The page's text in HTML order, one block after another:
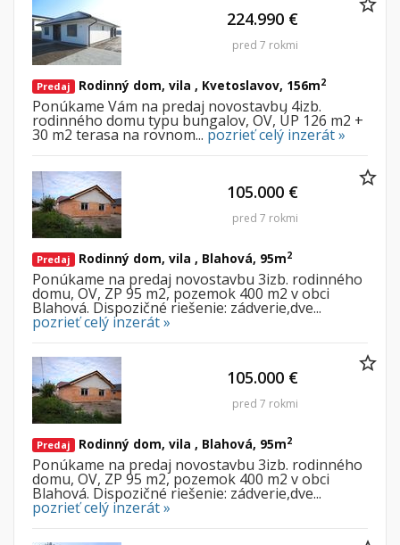
Predaj Rodinný dom, vila , Kvetoslavov, 156m2
Ponúkame Vám na predaj novostavbu 4izb.
rodinného domu typu bungalov, OV, ÚP 126 m2 +
30 m2 terasa na rovnom... pozrieť celý inzerát »
224.990 €
pred 7 rokmi
Predaj Rodinný dom, vila , Blahová, 95m2
Ponúkame na predaj novostavbu 3izb. rodinného
domu, OV, ZP 95 m2, pozemok 400 m2 v obci
Blahová. Dispozičné riešenie: zádverie,dve...
pozrieť celý inzerát »
105.000 €
pred 7 rokmi
Predaj Rodinný dom, vila , Blahová, 95m2
Ponúkame na predaj novostavbu 3izb. rodinného
domu, OV, ZP 95 m2, pozemok 400 m2 v obci
Blahová. Dispozičné riešenie: zádverie,dve...
pozrieť celý inzerát »
105.000 €
pred 7 rokmi